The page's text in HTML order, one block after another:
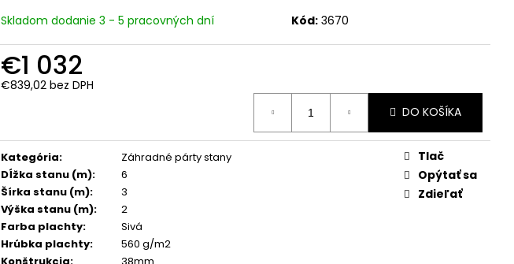
Skladom dodanie 3 - 5 pracovných dní Kód: 3670
€1 032
€839,02 bez DPH
DO KOŠÍKA
Kategória:
Záhradné párty stany
Dĺžka stanu (m):
6
Šírka stanu (m):
3
Výška stanu (m):
2
Farba plachty:
Sivá
Hrúbka plachty:
560 g/m2
Konštrukcia:
38mm
Tlač
Opýtať sa
Zdieľať